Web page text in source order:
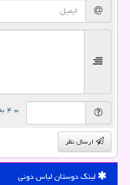
= ۴ بعلاوه ۵
ارسال نظر
لینک دوستان لباس دونی